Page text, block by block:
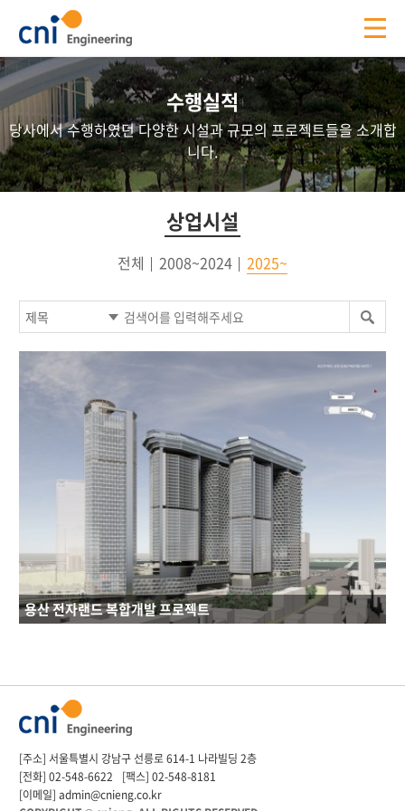
수행실적
당사에서 수행하였던 다양한 시설과 규모의 프로젝트들을 소개합
니다.
상업시설
전체 2008~2024 2025~
규모 : B8~49F
용산 전자랜드 복합개발 프로젝트
[주소] 서울특별시 강남구 선릉로 614-1 나라빌딩 2층
[전화] 02-548-6622
[팩스] 02-548-8181
[이메일] admin@cnieng.co.kr